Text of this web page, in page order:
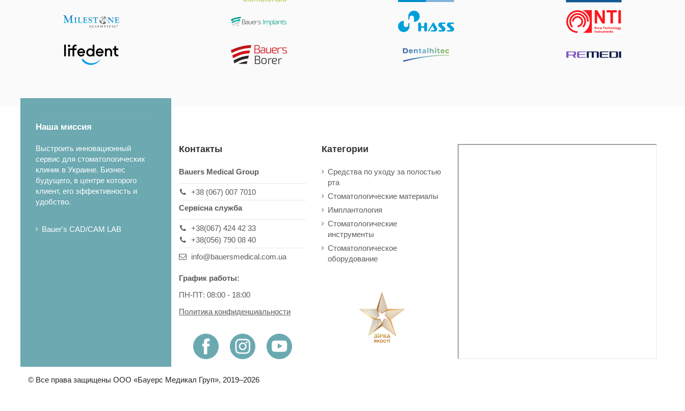
Наша миссия
Выстроить инновационный
сервис для стоматологических
клиник в Украине. Бизнес
будущего, в центре которого
клиент, его эффективность и
удобство.
Bauer's CAD/CAM LAB
Контакты
Bauers Medical Group
+38 (067) 007 7010
Сервісна служба
+38(067) 424 42 33
+38(056) 790 08 40
info@bauersmedical.com.ua
График работы:
ПН-ПТ: 08:00 - 18:00
Политика конфиденциальности
Категории
Средства по уходу за полостью
рта
Стоматологические материалы
Имплантология
Стоматологические
инструменты
Стоматологическое
оборудование
© Все права защищены ООО «Бауерс Медикал Груп», 2019–2026